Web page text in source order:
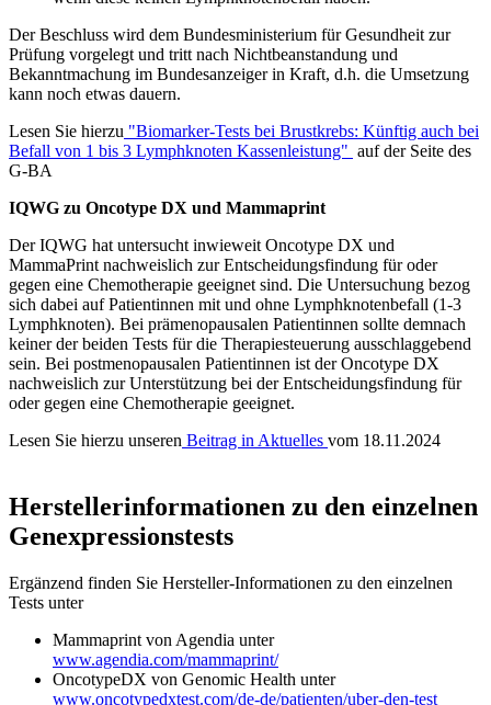
Der Beschluss wird dem Bundesministerium für Gesundheit zur
Prüfung vorgelegt und tritt nach Nichtbeanstandung und
Bekanntmachung im Bundesanzeiger in Kraft, d.h. die Umsetzung
kann noch etwas dauern.
Lesen Sie hierzu "Biomarker-Tests bei Brustkrebs: Künftig auch bei
Befall von 1 bis 3 Lymphknoten Kassenleistung" auf der Seite des
G-BA
IQWG zu Oncotype DX und Mammaprint
Der IQWG hat untersucht inwieweit Oncotype DX und
MammaPrint nachweislich zur Entscheidungsfindung für oder
gegen eine Chemotherapie geeignet sind. Die Untersuchung bezog
sich dabei auf Patientinnen mit und ohne Lymphknotenbefall (1-3
Lymphknoten). Bei prämenopausalen Patientinnen sollte demnach
keiner der beiden Tests für die Therapiesteuerung ausschlaggebend
sein. Bei postmenopausalen Patientinnen ist der Oncotype DX
nachweislich zur Unterstützung bei der Entscheidungsfindung für
oder gegen eine Chemotherapie geeignet.
Lesen Sie hierzu unseren Beitrag in Aktuelles vom 18.11.2024
Herstellerinformationen zu den einzelnen
Genexpressionstests
Ergänzend finden Sie Hersteller-Informationen zu den einzelnen
Tests unter
Mammaprint von Agendia unter
www.agendia.com/mammaprint/
OncotypeDX von Genomic Health unter
www.oncotypedxtest.com/de-de/patienten/uber-den-test